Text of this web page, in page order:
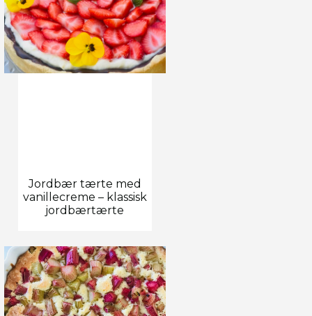
Jordbær tærte med
vanillecreme – klassisk
jordbærtærte